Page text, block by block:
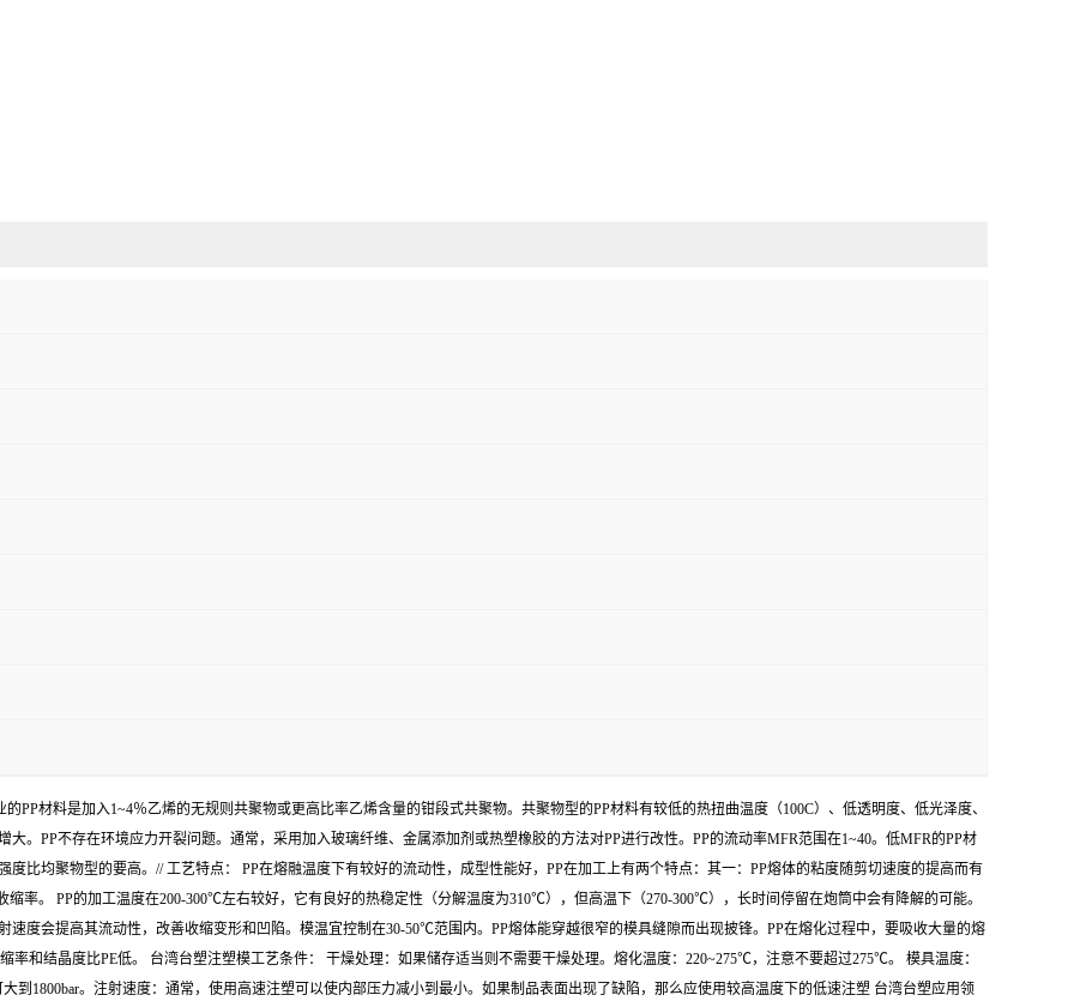
PP材料是加入1~4％乙烯的无规则共聚物或更高比率乙烯含量的钳段式共聚物。共聚物型的PP材料有较低的热扭曲温度（100C）、低透明度、低光泽度、
。PP不存在环境应力开裂问题。通常，采用加入玻璃纤维、金属添加剂或热塑橡胶的方法对PP进行改性。PP的流动率MFR范围在1~40。低MFR的PP材
比均聚物型的要高。// 工艺特点： PP在熔融温度下有较好的流动性，成型性能好，PP在加工上有两个特点：其一：PP熔体的粘度随剪切速度的提高而有
率。 PP的加工温度在200-300℃左右较好，它有良好的热稳定性（分解温度为310℃），但高温下（270-300℃），长时间停留在炮筒中会有降解的可能。
度会提高其流动性，改善收缩变形和凹陷。模温宜控制在30-50℃范围内。PP熔体能穿越很窄的模具缝隙而出现披锋。PP在熔化过程中，要吸收大量的熔
率和结晶度比PE低。 台湾台塑注塑模工艺条件： 干燥处理：如果储存适当则不需要干燥处理。熔化温度：220~275℃，注意不要超过275℃。 模具温度：
1800bar。注射速度：通常，使用高速注塑可以使内部压力减小到最小。如果制品表面出现了缺陷，那么应使用较高温度下的低速注塑 台湾台塑应用领